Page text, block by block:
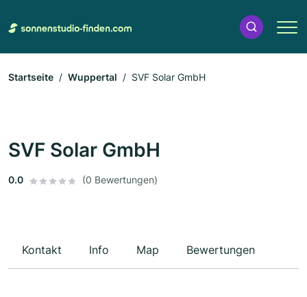
Startseite Wuppertal SVF Solar GmbH
SVF Solar GmbH
0.0 (0 Bewertungen)
Kontakt Info Map Bewertungen